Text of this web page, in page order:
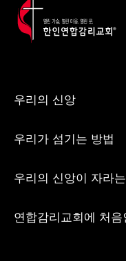
우리의 신앙
우리가 섬기는 방법
우리의 신앙이 자라
연합감리교회에 처